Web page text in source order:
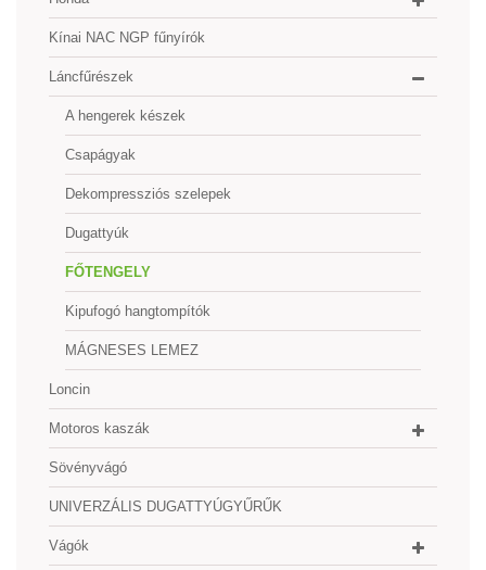
Kínai NAC NGP fűnyírók
Láncfűrészek
A hengerek készek
Csapágyak
Dekompressziós szelepek
Dugattyúk
FŐTENGELY
Kipufogó hangtompítók
MÁGNESES LEMEZ
Loncin
Motoros kaszák
Sövényvágó
UNIVERZÁLIS DUGATTYÚGYŰRŰK
Vágók